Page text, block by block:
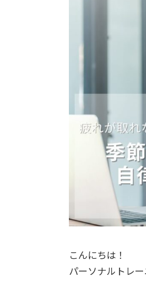
こんにちは！
パーソナルトレ